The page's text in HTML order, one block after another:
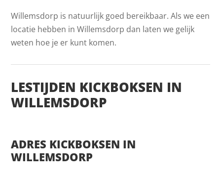
Willemsdorp is natuurlijk goed bereikbaar. Als we een
locatie hebben in Willemsdorp dan laten we gelijk
weten hoe je er kunt komen.
LESTIJDEN KICKBOKSEN IN
WILLEMSDORP
ADRES KICKBOKSEN IN
WILLEMSDORP